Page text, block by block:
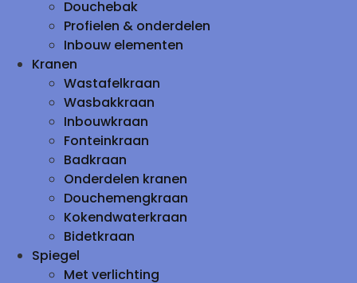
Douchebak
Profielen & onderdelen
Inbouw elementen
Kranen
Wastafelkraan
Wasbakkraan
Inbouwkraan
Fonteinkraan
Badkraan
Onderdelen kranen
Douchemengkraan
Kokendwaterkraan
Bidetkraan
Spiegel
Met verlichting